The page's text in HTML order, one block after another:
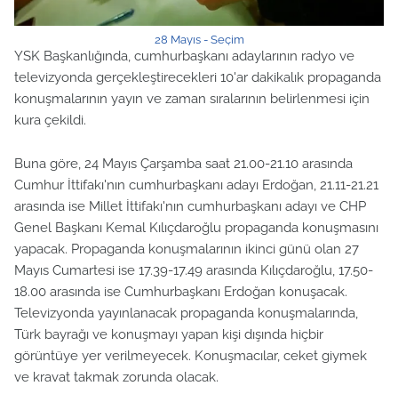
28 Mayıs - Seçim
YSK Başkanlığında, cumhurbaşkanı adaylarının radyo ve
televizyonda gerçekleştirecekleri 10'ar dakikalık propaganda
konuşmalarının yayın ve zaman sıralarının belirlenmesi için
kura çekildi.
Buna göre, 24 Mayıs Çarşamba saat 21.00-21.10 arasında
Cumhur İttifakı'nın cumhurbaşkanı adayı Erdoğan, 21.11-21.21
arasında ise Millet İttifakı'nın cumhurbaşkanı adayı ve CHP
Genel Başkanı Kemal Kılıçdaroğlu propaganda konuşmasını
yapacak. Propaganda konuşmalarının ikinci günü olan 27
Mayıs Cumartesi ise 17.39-17.49 arasında Kılıçdaroğlu, 17.50-
18.00 arasında ise Cumhurbaşkanı Erdoğan konuşacak.
Televizyonda yayınlanacak propaganda konuşmalarında,
Türk bayrağı ve konuşmayı yapan kişi dışında hiçbir
görüntüye yer verilmeyecek. Konuşmacılar, ceket giymek
ve kravat takmak zorunda olacak.